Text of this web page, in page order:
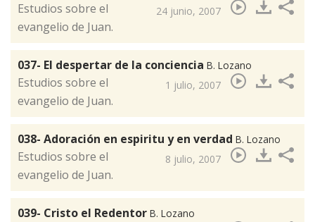
24 junio, 2007
​Estudios sobre el
evangelio de Juan.
037- El despertar de la conciencia B. Lozano
1 julio, 2007
​Estudios sobre el
evangelio de Juan.
038- Adoración en espiritu y en verdad B. Lozano
8 julio, 2007
​Estudios sobre el
evangelio de Juan.
039- Cristo el Redentor B. Lozano